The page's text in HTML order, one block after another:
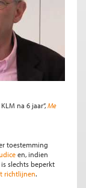
na 6 jaar”, Me
toestemming
en, indien
slechts beperkt
richtlijnen.